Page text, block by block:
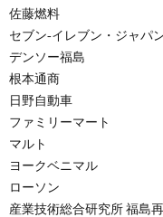
佐藤燃料
セブン‐イレブン・ジャパ
デンソー福島
根本通商
日野自動車
ファミリーマート
マルト
ヨークベニマル
ローソン
産業技術総合研究所 福島